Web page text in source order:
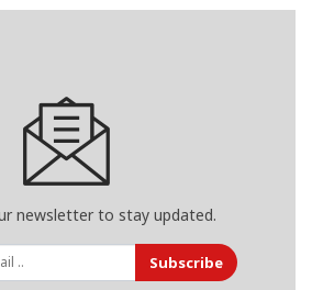
newsletter to stay updated.
Subscribe